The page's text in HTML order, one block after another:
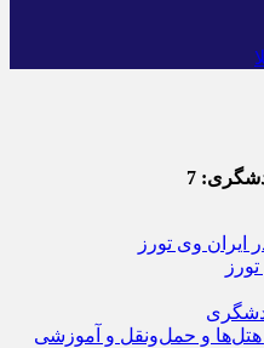
ایران وی تورز
هتل‌ها و حمل‌و‌نقل و آموزشی